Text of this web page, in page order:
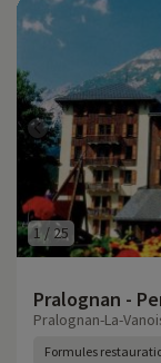
1 / 25
Pralognan -
Pralognan-La-
Formules